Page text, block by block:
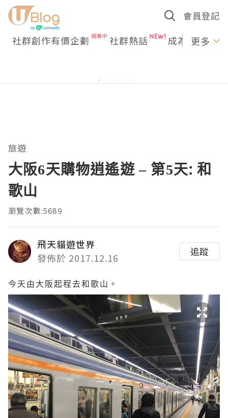
會員登記
社群創作有價企劃 社群熱話 成為U更多
旅遊
大阪6天購物逍遙遊 – 第5天: 和
歌山
瀏覽次數:5689
飛天貓遊世界
發佈於 2017.12.16
追蹤
今天由大阪起程去和歌山。